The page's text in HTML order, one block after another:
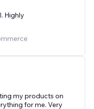
Highly
my products on
for me. Very